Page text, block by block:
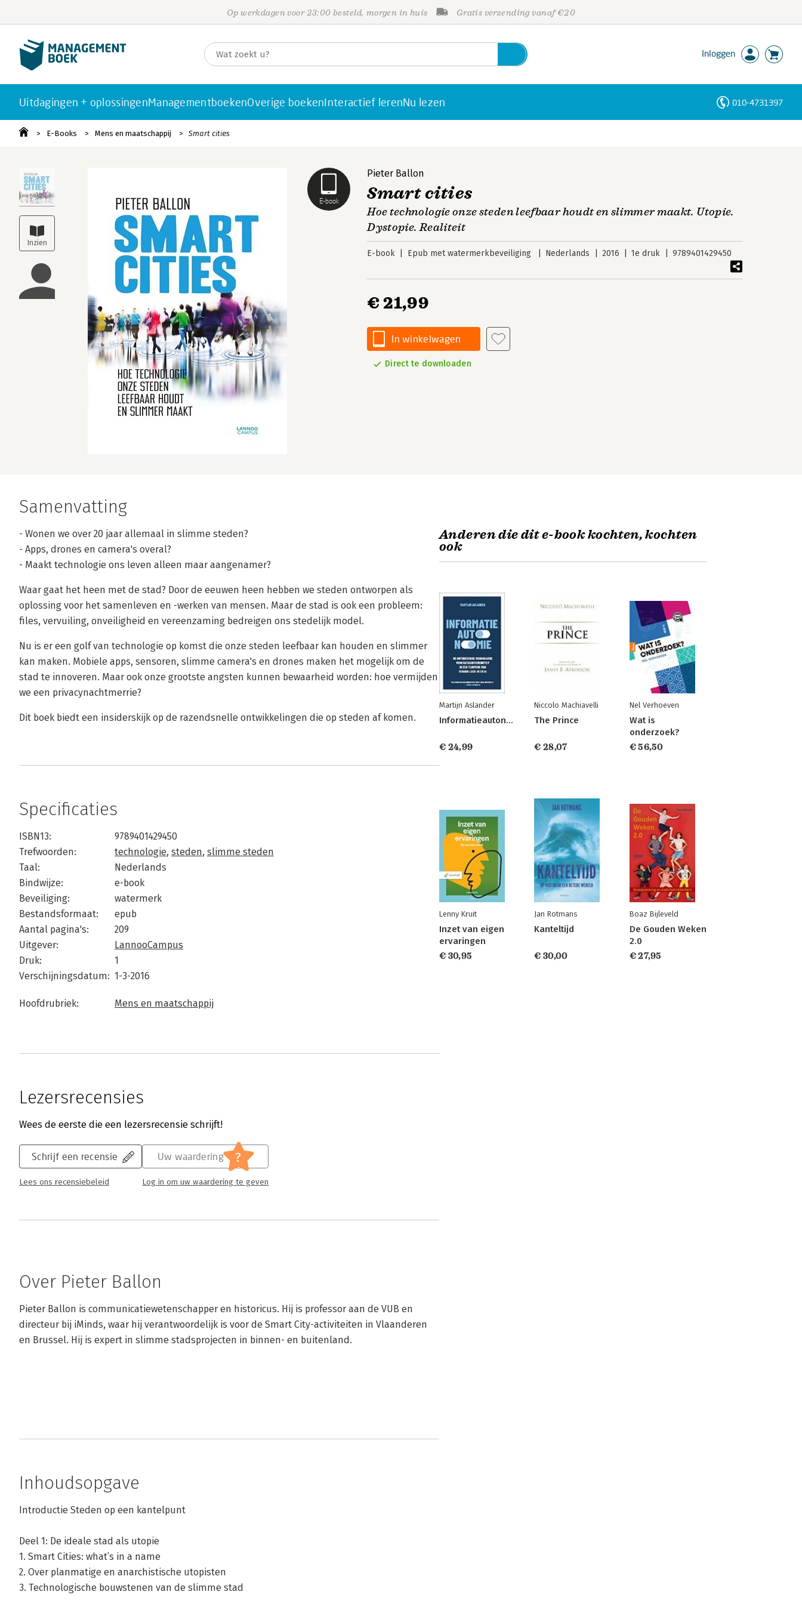
Op werkdagen voor 23:00 besteld, morgen in huis Gratis verzending vanaf €20
Inloggen
Uitdagingen + oplossingenManagementboekenOverige boekenInteractief lerenNu lezen 010-4731397
E-Books Mens en maatschappij Smart cities
E-book
Pieter Ballon
Smart cities
Hoe technologie onze steden leefbaar houdt en slimmer maakt. Utopie.
Dystopie. Realiteit
E-book Epub met watermerkbeveiliging Nederlands 2016 1e druk 9789401429450
€ 21,99
In winkelwagen
Direct te downloaden
Samenvatting
- Wonen we over 20 jaar allemaal in slimme steden?
- Apps, drones en camera's overal?
- Maakt technologie ons leven alleen maar aangenamer?
Waar gaat het heen met de stad? Door de eeuwen heen hebben we steden ontworpen als
oplossing voor het samenleven en -werken van mensen. Maar de stad is ook een probleem:
files, vervuiling, onveiligheid en vereenzaming bedreigen ons stedelijk model.
Nu is er een golf van technologie op komst die onze steden leefbaar kan houden en slimmer
kan maken. Mobiele apps, sensoren, slimme camera's en drones maken het mogelijk om de
stad te innoveren. Maar ook onze grootste angsten kunnen bewaarheid worden: hoe vermijden
we een privacynachtmerrie?
Dit boek biedt een insiderskijk op de razendsnelle ontwikkelingen die op steden af komen.
Specificaties
ISBN13:
9789401429450
Trefwoorden:
technologie, steden, slimme steden
Taal:
Nederlands
Bindwijze:
e-book
Beveiliging:
watermerk
Bestandsformaat:
epub
Aantal pagina's:
209
Uitgever:
LannooCampus
Druk:
1
Verschijningsdatum: 1-3-2016
Hoofdrubriek: Mens en maatschappij
Lezersrecensies
Wees de eerste die een lezersrecensie schrijft!
Schrijf een recensie
Lees ons recensiebeleid
Uw waardering ?
Log in om uw waardering te geven
Over Pieter Ballon
Pieter Ballon is communicatiewetenschapper en historicus. Hij is professor aan de VUB en
directeur bij iMinds, waar hij verantwoordelijk is voor de Smart City-activiteiten in Vlaanderen
en Brussel. Hij is expert in slimme stadsprojecten in binnen- en buitenland.
Inhoudsopgave
Introductie Steden op een kantelpunt
Deel 1: De ideale stad als utopie
1. Smart Cities: what’s in a name
2. Over planmatige en anarchistische utopisten
3. Technologische bouwstenen van de slimme stad
Anderen die dit e-book kochten, kochten
ook
Martijn Aslander
Informatieautonomie
€ 24,99
Niccolo Machiavelli
The Prince
€ 28,07
Nel Verhoeven
Wat is
onderzoek?
€ 56,50
Lenny Kruit
Inzet van eigen
ervaringen
€ 30,95
Jan Rotmans
Kanteltijd
€ 30,00
Boaz Bijleveld
De Gouden Weken
2.0
€ 27,95
Personen